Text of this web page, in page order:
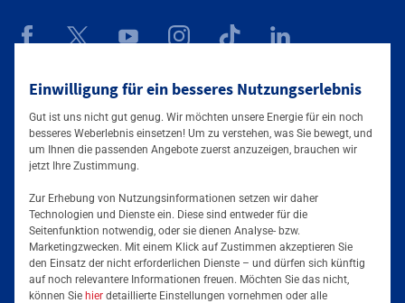
Einwilligung für ein besseres Nutzungserlebnis
Gut ist uns nicht gut genug. Wir möchten unsere Energie für ein noch
besseres Weberlebnis einsetzen! Um zu verstehen, was Sie bewegt, und
um Ihnen die passenden Angebote zuerst anzuzeigen, brauchen wir
jetzt Ihre Zustimmung.
Zur Erhebung von Nutzungsinformationen setzen wir daher
Technologien und Dienste ein. Diese sind entweder für die
Seitenfunktion notwendig, oder sie dienen Analyse- bzw.
Marketingzwecken. Mit einem Klick auf Zustimmen akzeptieren Sie
den Einsatz der nicht erforderlichen Dienste – und dürfen sich künftig
auf noch relevantere Informationen freuen. Möchten Sie das nicht,
können Sie hier detaillierte Einstellungen vornehmen oder alle
Mainova App
Tarife & Angebote
Strom für Zuhause
Services & Informationen